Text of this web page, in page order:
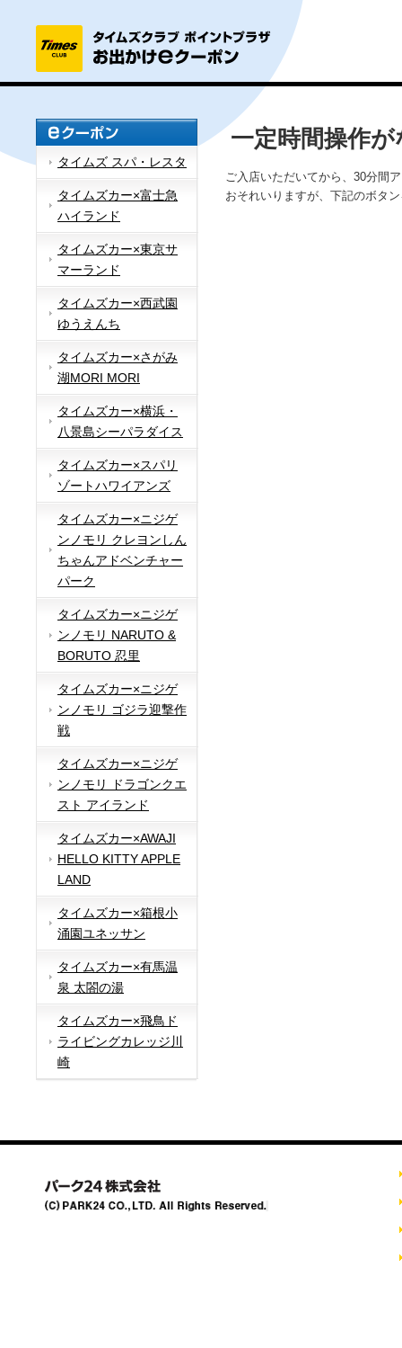
タイムズ スパ・レスタ
タイムズカー×富士急
ハイランド
タイムズカー×東京サ
マーランド
タイムズカー×西武園
ゆうえんち
タイムズカー×さがみ
湖MORI MORI
タイムズカー×横浜・
八景島シーパラダイス
タイムズカー×スパリ
ゾートハワイアンズ
タイムズカー×ニジゲ
ンノモリ クレヨンしん
ちゃんアドベンチャー
パーク
タイムズカー×ニジゲ
ンノモリ NARUTO &
BORUTO 忍里
タイムズカー×ニジゲ
ンノモリ ゴジラ迎撃作
戦
タイムズカー×ニジゲ
ンノモリ ドラゴンクエ
スト アイランド
タイムズカー×AWAJI
HELLO KITTY APPLE
LAND
タイムズカー×箱根小
涌園ユネッサン
タイムズカー×有馬温
泉 太閤の湯
タイムズカー×飛鳥ド
ライビングカレッジ川
崎
一定時間操作
ご入店いただいてから、30分間
おそれいりますが、下記のボタ